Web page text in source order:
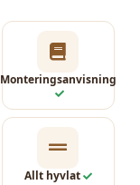
Monteringsanvisning
Allt hyvlat